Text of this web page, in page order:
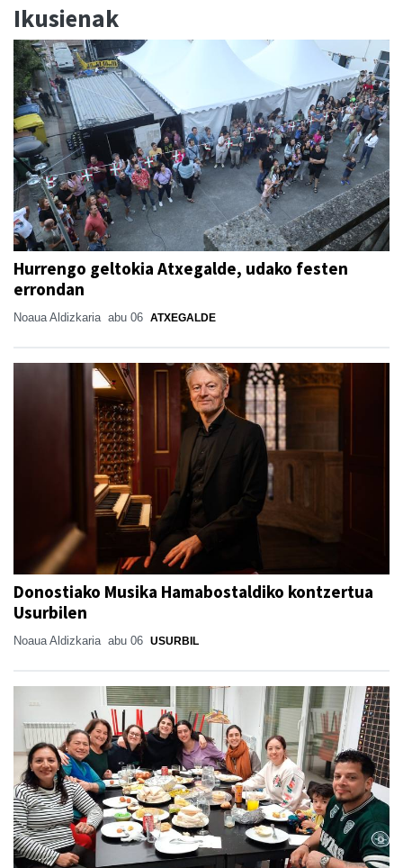
Ikusienak
Hurrengo geltokia Atxegalde, udako festen
errondan
Noaua Aldizkaria abu 06 ATXEGALDE
Donostiako Musika Hamabostaldiko kontzertua
Usurbilen
Noaua Aldizkaria abu 06 USURBIL